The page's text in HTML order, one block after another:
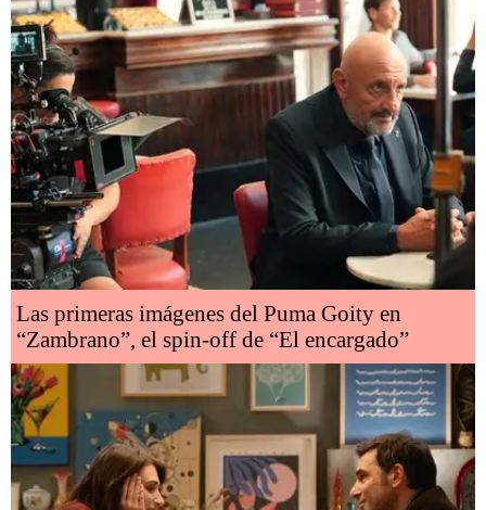
Las primeras imágenes del Puma Goity en
“Zambrano”, el spin-off de “El encargado”